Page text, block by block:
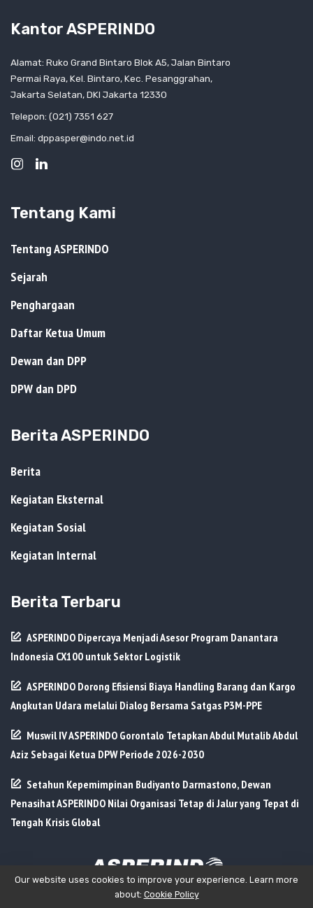
Kantor ASPERINDO
Alamat: Ruko Grand Bintaro Blok A5, Jalan Bintaro
Permai Raya, Kel. Bintaro, Kec. Pesanggrahan,
Jakarta Selatan, DKI Jakarta 12330
Telepon: (021) 7351 627
Email: dppasper@indo.net.id
Tentang Kami
Tentang ASPERINDO
Sejarah
Penghargaan
Daftar Ketua Umum
Dewan dan DPP
DPW dan DPD
Berita ASPERINDO
Berita
Kegiatan Eksternal
Kegiatan Sosial
Kegiatan Internal
Berita Terbaru
ASPERINDO Dipercaya Menjadi Asesor Program Danantara
Indonesia CX100 untuk Sektor Logistik
ASPERINDO Dorong Efisiensi Biaya Handling Barang dan Kargo
Angkutan Udara melalui Dialog Bersama Satgas P3M-PPE
Muswil IV ASPERINDO Gorontalo Tetapkan Abdul Mutalib Abdul
Aziz Sebagai Ketua DPW Periode 2026-2030
Setahun Kepemimpinan Budiyanto Darmastono, Dewan
Penasihat ASPERINDO Nilai Organisasi Tetap di Jalur yang Tepat di
Tengah Krisis Global
Our website uses cookies to improve your experience. Learn more
about: Cookie Policy